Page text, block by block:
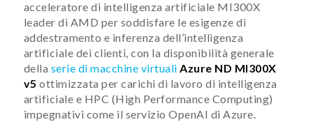
acceleratore di intelligenza artificiale MI300X
leader di AMD per soddisfare le esigenze di
addestramento e inferenza dell’intelligenza
artificiale dei clienti, con la disponibilità generale
della serie di macchine virtuali Azure ND MI300X
v5ottimizzata per carichi di lavoro di intelligenza
artificiale e HPC (High Performance Computing)
impegnativi come il servizio OpenAI di Azure.